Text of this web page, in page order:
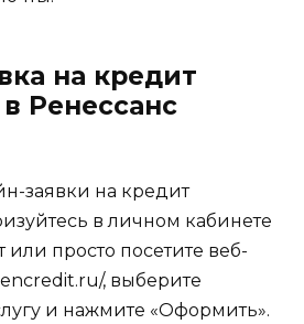
на кредит
Ренессанс
заявки на кредит
в личном кабинете
просто посетите веб-
, выберите
и нажмите «Оформить».